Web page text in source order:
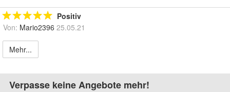
Positiv
Von: Mario2396 25.05.21
Mehr...
Verpasse keine Angebote mehr!